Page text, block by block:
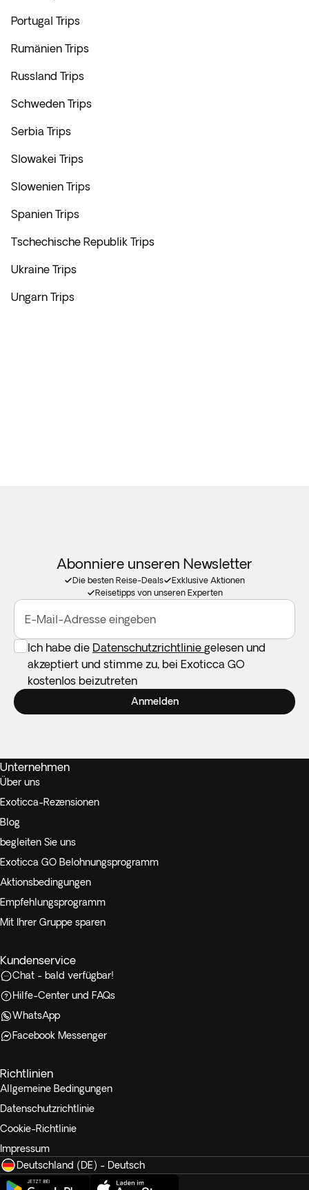
Portugal Trips
Rumänien Trips
Russland Trips
Schweden Trips
Serbia Trips
Slowakei Trips
Slowenien Trips
Spanien Trips
Tschechische Republik Trips
Ukraine Trips
Ungarn Trips
Abonniere unseren Newsletter
Die besten Reise-Deals
Exklusive Aktionen
Reisetipps von unseren Experten
E-Mail-Adresse eingeben
Ich habe die Datenschutzrichtlinie gelesen und
akzeptiert und stimme zu, bei Exoticca GO
kostenlos beizutreten
Anmelden
Unternehmen
Über uns
Exoticca-Rezensionen
Blog
begleiten Sie uns
Exoticca GO Belohnungsprogramm
Aktionsbedingungen
Empfehlungsprogramm
Mit Ihrer Gruppe sparen
Kundenservice
Chat - bald verfügbar!
Hilfe-Center und FAQs
WhatsApp
Facebook Messenger
Richtlinien
Allgemeine Bedingungen
Datenschutzrichtlinie
Cookie-Richtlinie
Impressum
Deutschland (DE) - Deutsch